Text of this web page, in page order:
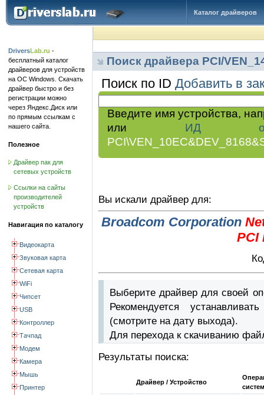
Каталог драйверов
DriversLab.ru -
бесплатный каталог
драйверов для устройств
на ОС Windows. Скачать
драйвер быстро и без
регистрации можно
через Яндекс.Диск или
по прямым ссылкам с
нашего сайта.
Полезное
Драйвер пак для
сетевых устройств
Ссылки на сайты
производителей
устройств
Навигация по каталогу
Видеокарта
Звуковая карта
Сетевая карта
WiFi
Чипсет
USB
Контроллер
Тачпад
Модем
Камера
Мышь
Принтер
Поиск драйвера PCI/
Поиск по ID Добавить в
Введите имя устройства,
или ИД
Вы искали драйвер для:
Broadcom Corporation
PCI
Выберите драйвер для своей
Рекомендуется
(смотрите на дату выхода).
Для перехода к скачиванию
Результаты поиска:
Драйвер / Устройство